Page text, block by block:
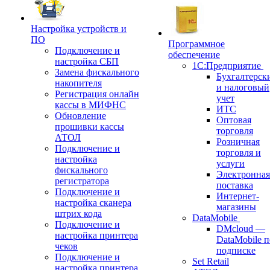
Настройка устройств и
ПО
Подключение и
настройка СБП
Замена фискального
накопителя
Регистрация онлайн
кассы в МИФНС
Обновление
прошивки кассы
АТОЛ
Подключение и
настройка
фискального
регистратора
Подключение и
настройка сканера
штрих кода
Подключение и
настройка принтера
чеков
Подключение и
настройка принтера
Программное
обеспечение
1С:Предприятие
и налоговый
учет
ИТС
Оптовая
торговля
Розничная
торговля и
услуги
Электронная
поставка
Интернет-
магазины
DataMobile
DMcloud —
DataMobile
подписке
Set Retail